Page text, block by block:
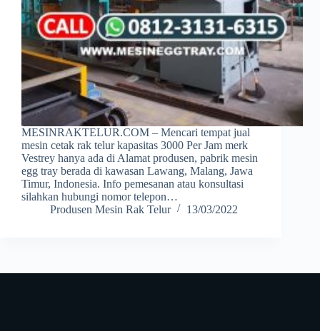
MESINRAKTELUR.COM – Mencari tempat jual
mesin cetak rak telur kapasitas 3000 Per Jam merk
Vestrey hanya ada di Alamat produsen, pabrik mesin
egg tray berada di kawasan Lawang, Malang, Jawa
Timur, Indonesia. Info pemesanan atau konsultasi
silahkan hubungi nomor telepon…
Produsen Mesin Rak Telur
13/03/2022